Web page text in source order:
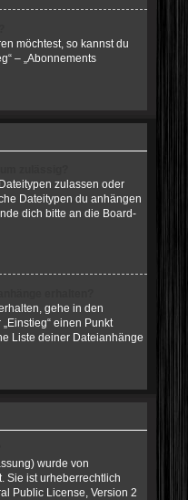
möchtest, so kannst du
– „Abonnements
zulassen oder
Dateitypen du anhängen
dich bitte an die Board-
gehe in den
einen Punkt
Liste deiner Dateianhänge
wurde von
Sie ist urheberrechtlich
Public License, Version 2